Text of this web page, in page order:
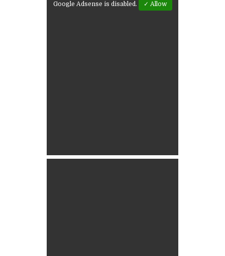
Google Adsense is disabled. ✓ Allow